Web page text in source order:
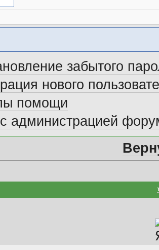
забытого
нового
помощи
администрацией